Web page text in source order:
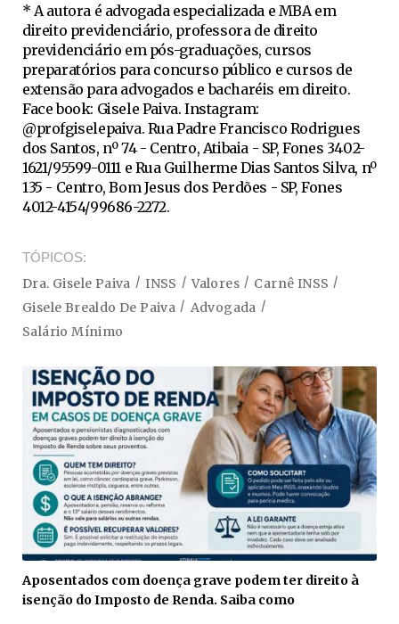
* A autora é advogada especializada e MBA em
direito previdenciário, professora de direito
previdenciário em pós-graduações, cursos
preparatórios para concurso público e cursos de
extensão para advogados e bacharéis em direito.
Face book: Gisele Paiva. Instagram:
@profgiselepaiva. Rua Padre Francisco Rodrigues
dos Santos, nº 74 - Centro, Atibaia - SP, Fones 3402-
1621/95599-0111 e Rua Guilherme Dias Santos Silva, nº
135 - Centro, Bom Jesus dos Perdões - SP, Fones
4012-4154/99686-2272.
TÓPICOS
Dra. Gisele Paiva INSS Valores
Carnê INSS
Gisele Brealdo De Paiva
Advogada
Salário Mínimo
Aposentados com doença grave podem ter direito à
isenção do Imposto de Renda. Saiba como